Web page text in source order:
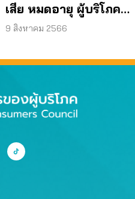
เสีย หมดอายุ ผู้บริโภค
ร้องเรียนได้ไหม?
9 สิงหาคม 2566